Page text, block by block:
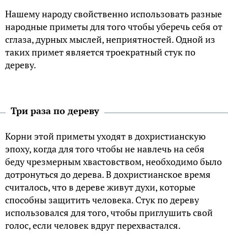
Нашему народу свойственно использовать разные
народные приметы для того чтобы уберечь себя от
сглаза, дурных мыслей, неприятностей. Одной из
таких примет является троекратный стук по
дереву.
Три раза по дереву
Корни этой приметы уходят в дохристианскую
эпоху, когда для того чтобы не навлечь на себя
беду чрезмерным хвастовством, необходимо было
дотронуться до дерева. В дохристианское время
считалось, что в дереве живут духи, которые
способны защитить человека. Стук по дереву
использовался для того, чтобы приглушить свой
голос, если человек вдруг перехвастался.